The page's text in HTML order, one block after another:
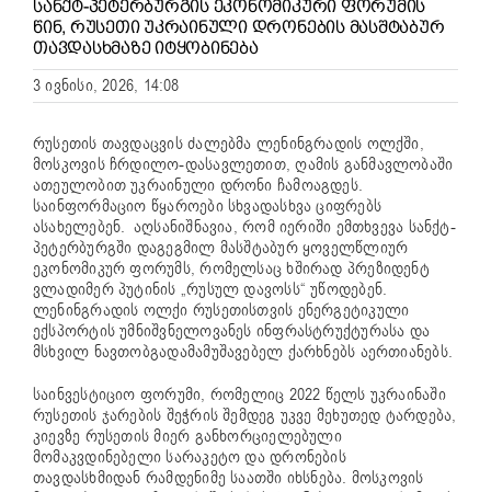
ᲡᲐᲜᲥᲢ-ᲞᲔᲢᲔᲠᲑᲣᲠᲒᲘᲡ ᲔᲙᲝᲜᲝᲛᲘᲙᲣᲠᲘ ᲤᲝᲠᲣᲛᲘᲡ
ᲬᲘᲜ, ᲠᲣᲡᲔᲗᲘ ᲣᲙᲠᲐᲘᲜᲣᲚᲘ ᲓᲠᲝᲜᲔᲑᲘᲡ ᲛᲐᲡᲨᲢᲐᲑᲣᲠ
ᲗᲐᲕᲓᲐᲡᲮᲛᲐᲖᲔ ᲘᲢᲧᲝᲑᲘᲜᲔᲑᲐ
3 ივნისი, 2026, 14:08
რუსეთის თავდაცვის ძალებმა ლენინგრადის ოლქში,
მოსკოვის ჩრდილო-დასავლეთით, ღამის განმავლობაში
ათეულობით უკრაინული დრონი ჩამოაგდეს.
საინფორმაციო წყაროები სხვადასხვა ციფრებს
ასახელებენ. აღსანიშნავია, რომ იერიში ემთხვევა სანქტ-
პეტერბურგში დაგეგმილ მასშტაბურ ყოველწლიურ
ეკონომიკურ ფორუმს, რომელსაც ხშირად პრეზიდენტ
ვლადიმერ პუტინის „რუსულ დავოსს“ უწოდებენ.
ლენინგრადის ოლქი რუსეთისთვის ენერგეტიკული
ექსპორტის უმნიშვნელოვანეს ინფრასტრუქტურასა და
მსხვილ ნავთობგადამამუშავებელ ქარხნებს აერთიანებს.
საინვესტიციო ფორუმი, რომელიც 2022 წელს უკრაინაში
რუსეთის ჯარების შეჭრის შემდეგ უკვე მეხუთედ ტარდება,
კიევზე რუსეთის მიერ განხორციელებული
მომაკვდინებელი სარაკეტო და დრონების
თავდასხმიდან რამდენიმე საათში იხსნება. მოსკოვის